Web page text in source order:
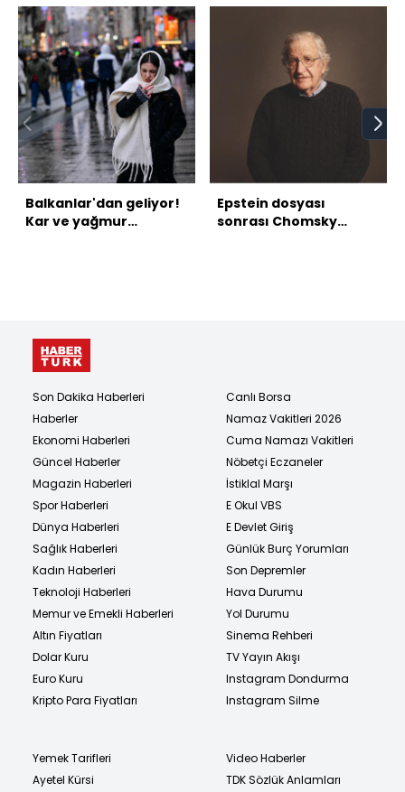
Balkanlar'dan geliyor!
Kar ve yağmur
Epstein dosyası
sonrası Chomsky
Son Dakika Haberleri
Haberler
Ekonomi Haberleri
Güncel Haberler
Magazin Haberleri
Spor Haberleri
Dünya Haberleri
Sağlık Haberleri
Kadın Haberleri
Teknoloji Haberleri
Memur ve Emekli Haberleri
Altın Fiyatları
Dolar Kuru
Euro Kuru
Kripto Para Fiyatları
Canlı Borsa
Namaz Vakitleri 2026
Cuma Namazı Vakitleri
Nöbetçi Eczaneler
İstiklal Marşı
E Okul VBS
E Devlet Giriş
Günlük Burç Yorumları
Son Depremler
Hava Durumu
Yol Durumu
Sinema Rehberi
TV Yayın Akışı
Instagram Dondurma
Instagram Silme
Yemek Tarifleri
Ayetel Kürsi
Video Haberler
TDK Sözlük Anlamları